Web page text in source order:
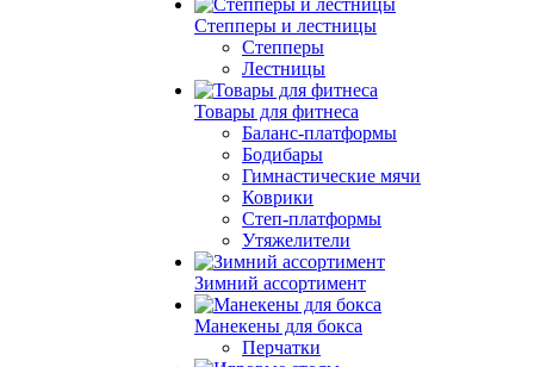
Степперы и лестницы
Степперы
Лестницы
Товары для фитнеса
Баланс-платформы
Бодибары
Гимнастические мячи
Коврики
Степ-платформы
Утяжелители
Зимний ассортимент
Манекены для бокса
Перчатки